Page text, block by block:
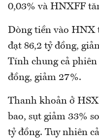
0,03% và HNXFF
Dòng tiền vào HNX
đạt 86,2 tỷ đồng,
Tính chung cả
đồng, giảm 27%.
Thanh khoản ở
bao, sụt giảm 33%
tỷ đồng. Tuy nhiên